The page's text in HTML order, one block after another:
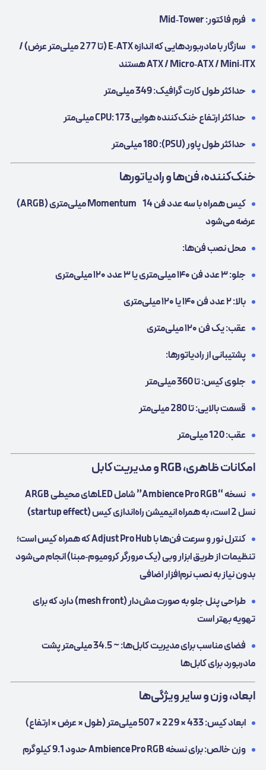
فرم فاکتور: Mid‑Tower
سازگار با مادربوردهایی که اندازه E‑ATX (تا 277 میلی‌متر عرض) /
ATX / Micro‑ATX / Mini‑ITX هستند
حداکثر طول کارت گرافیک: 349 میلی‌متر
حداکثر ارتفاع خنک‌کننده هوایی CPU: 173 میلی‌متر
حداکثر طول پاور (PSU): 180 میلی‌متر
خنک‌کننده، فن‌ها و رادیاتورها
کیس همراه با سه عدد فن Momentum 14 میلی‌متری (ARGB)
عرضه می‌شود
محل نصب فن‌ها:
جلو: ۳ عدد فن ۱۴۰ میلی‌متری یا ۳ عدد ۱۲۰ میلی‌متری
بالا: ۲ عدد فن ۱۴۰ یا ۱۲۰ میلی‌متری
عقب: یک فن ۱۲۰ میلی‌متری
پشتیبانی از رادیاتورها:
جلوی کیس: تا 360 میلی‌متر
قسمت بالایی: تا 280 میلی‌متر
عقب: 120 میلی‌متر
امکانات ظاهری، RGB و مدیریت کابل
نسخه “Ambience Pro RGB” شامل LEDهای محیطی ARGB
نسل 2 است، به همراه انیمیشن راه‌اندازی کیس (startup effect)
کنترل نور و سرعت فن‌ها با Adjust Pro Hub که همراه کیس است؛
تنظیمات از طریق ابزار وبی (یک مرورگر کرومیوم‑مبنا) انجام می‌شود
بدون نیاز به نصب نرم‌افزار اضافی
طراحی پنل جلو به صورت مش‌دار (mesh front) دارد که برای
تهویه بهتر است
فضای مناسب برای مدیریت کابل‌ها: ~ 34.5 میلی‌متر پشت
مادربورد برای کابل‌ها
ابعاد، وزن و سایر ویژگی‌ها
ابعاد کیس: 433 × 229 × 507 میلی‌متر (طول × عرض × ارتفاع)
وزن خالص: برای نسخه Ambience Pro RGB حدود 9.1 کیلوگرم